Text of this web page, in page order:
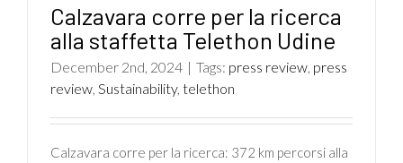
Calzavara corre per la ricerca
alla staffetta Telethon Udine
December 2nd, 2024 | Tags: press review press
review Sustainability, telethon
Calzavara corre per la ricerca: 372 km percorsi alla